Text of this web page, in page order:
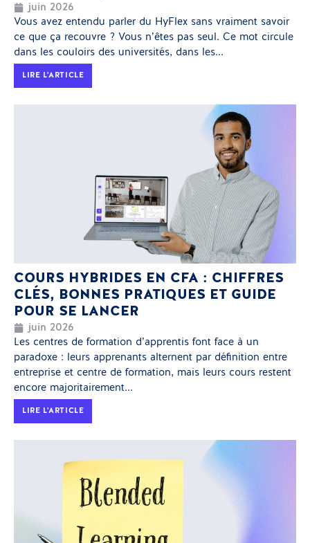
juin 2026
Vous avez entendu parler du HyFlex sans vraiment savoir
ce que ça recouvre ? Vous n’êtes pas seul. Ce mot circule
dans les couloirs des universités, dans les...
LIRE L'ARTICLE
COURS HYBRIDES EN CFA : CHIFFRES
CLÉS, BONNES PRATIQUES ET GUIDE
POUR SE LANCER
juin 2026
Les centres de formation d’apprentis font face à un
paradoxe : leurs apprenants alternent par définition entre
entreprise et centre de formation, mais leurs cours restent
encore majoritairement...
LIRE L'ARTICLE